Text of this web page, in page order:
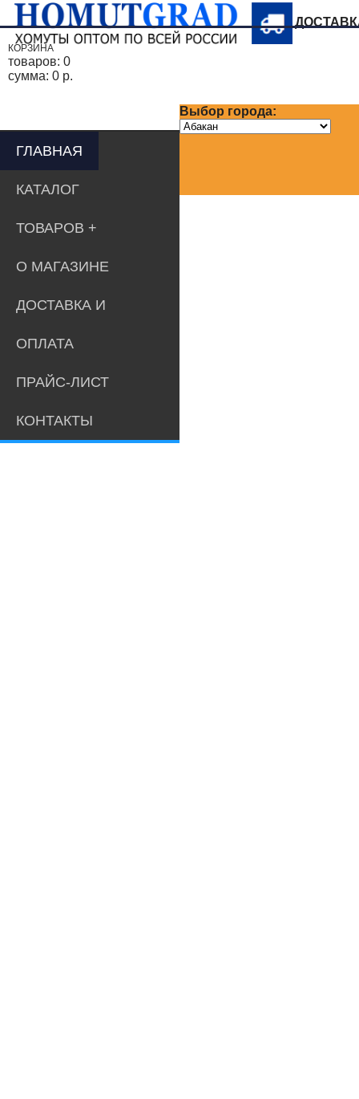
Выбор города:
КОРЗИНА
товаров: 0
сумма: 0 р.
ГЛАВНАЯ
КАТАЛОГ
ТОВАРОВ
О МАГАЗИНЕ
ДОСТАВКА И
ОПЛАТА
ПРАЙС-ЛИСТ
КОНТАКТЫ